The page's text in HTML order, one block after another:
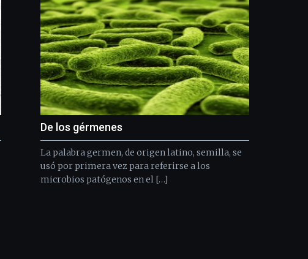
De los gérmenes
La palabra germen, de origen latino, semilla, se
usó por primera vez para referirse a los
microbios patógenos en el […]